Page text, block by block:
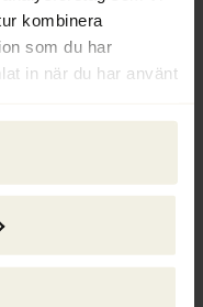
kombinera
som du har
in när du har använt
stor
and-establishes-